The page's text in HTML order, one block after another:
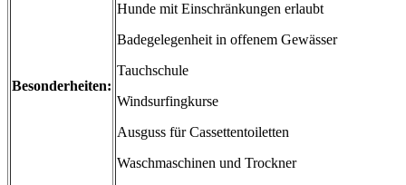
Besonderheiten:
Hunde mit Einschränkungen erlaubt
Badegelegenheit in offenem Gewässer
Tauchschule
Windsurfingkurse
Ausguss für Cassettentoiletten
Waschmaschinen und Trockner